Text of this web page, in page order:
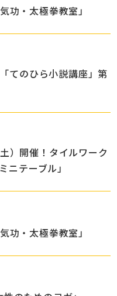
功・太極拳教室」
てのひら小説講座」第
）開催！タイルワーク
ニテーブル」
功・太極拳教室」